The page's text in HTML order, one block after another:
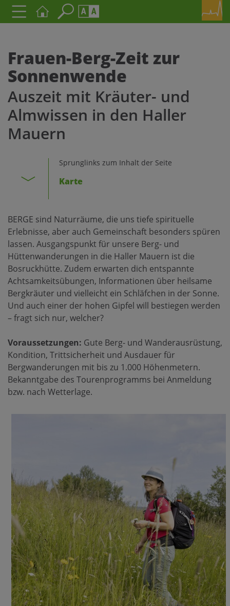
A AA
Kontrasteinstellungen
A A
Frauen-Berg-Zeit zur
Sonnenwende
Auszeit mit Kräuter- und
Almwissen in den Haller
Mauern
Sprunglinks zum Inhalt der Seite
Karte
BERGE sind Naturräume, die uns tiefe spirituelle
Erlebnisse, aber auch Gemeinschaft besonders spüren
lassen. Ausgangspunkt für unsere Berg- und
Hüttenwanderungen in die Haller Mauern ist die
Bosruckhütte. Zudem erwarten dich entspannte
Achtsamkeitsübungen, Informationen über heilsame
Bergkräuter und vielleicht ein Schläfchen in der Sonne.
Und auch einer der hohen Gipfel will bestiegen werden
– fragt sich nur, welcher?
Voraussetzungen: Gute Berg- und Wanderausrüstung,
Kondition, Trittsicherheit und Ausdauer für
Bergwanderungen mit bis zu 1.000 Höhenmetern.
Bekanntgabe des Tourenprogramms bei Anmeldung
bzw. nach Wetterlage.